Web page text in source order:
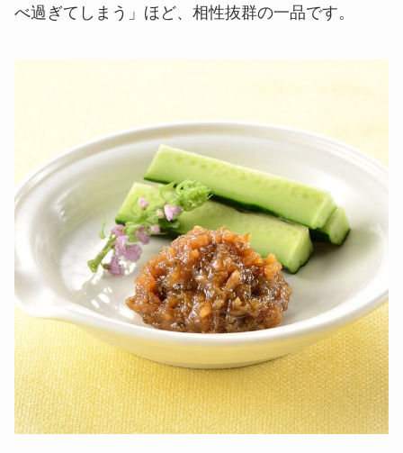
べ過ぎてしまう」ほど、相性抜群の一品です。